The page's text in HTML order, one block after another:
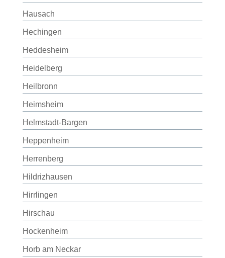
Hausach
Hechingen
Heddesheim
Heidelberg
Heilbronn
Heimsheim
Helmstadt-Bargen
Heppenheim
Herrenberg
Hildrizhausen
Hirrlingen
Hirschau
Hockenheim
Horb am Neckar